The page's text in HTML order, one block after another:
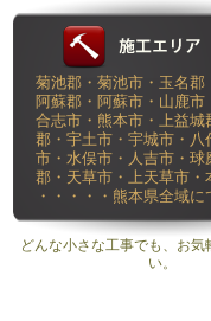
菊池郡・菊池市・玉名郡
阿蘇郡・阿蘇市・山鹿市
合志市・熊本市・上益城
郡・宇土市・宇城市・八
市・水俣市・人吉市・球
郡・天草市・上天草市・
・・・・・熊本県全域に
どんな小さな工事でも、お気
い。